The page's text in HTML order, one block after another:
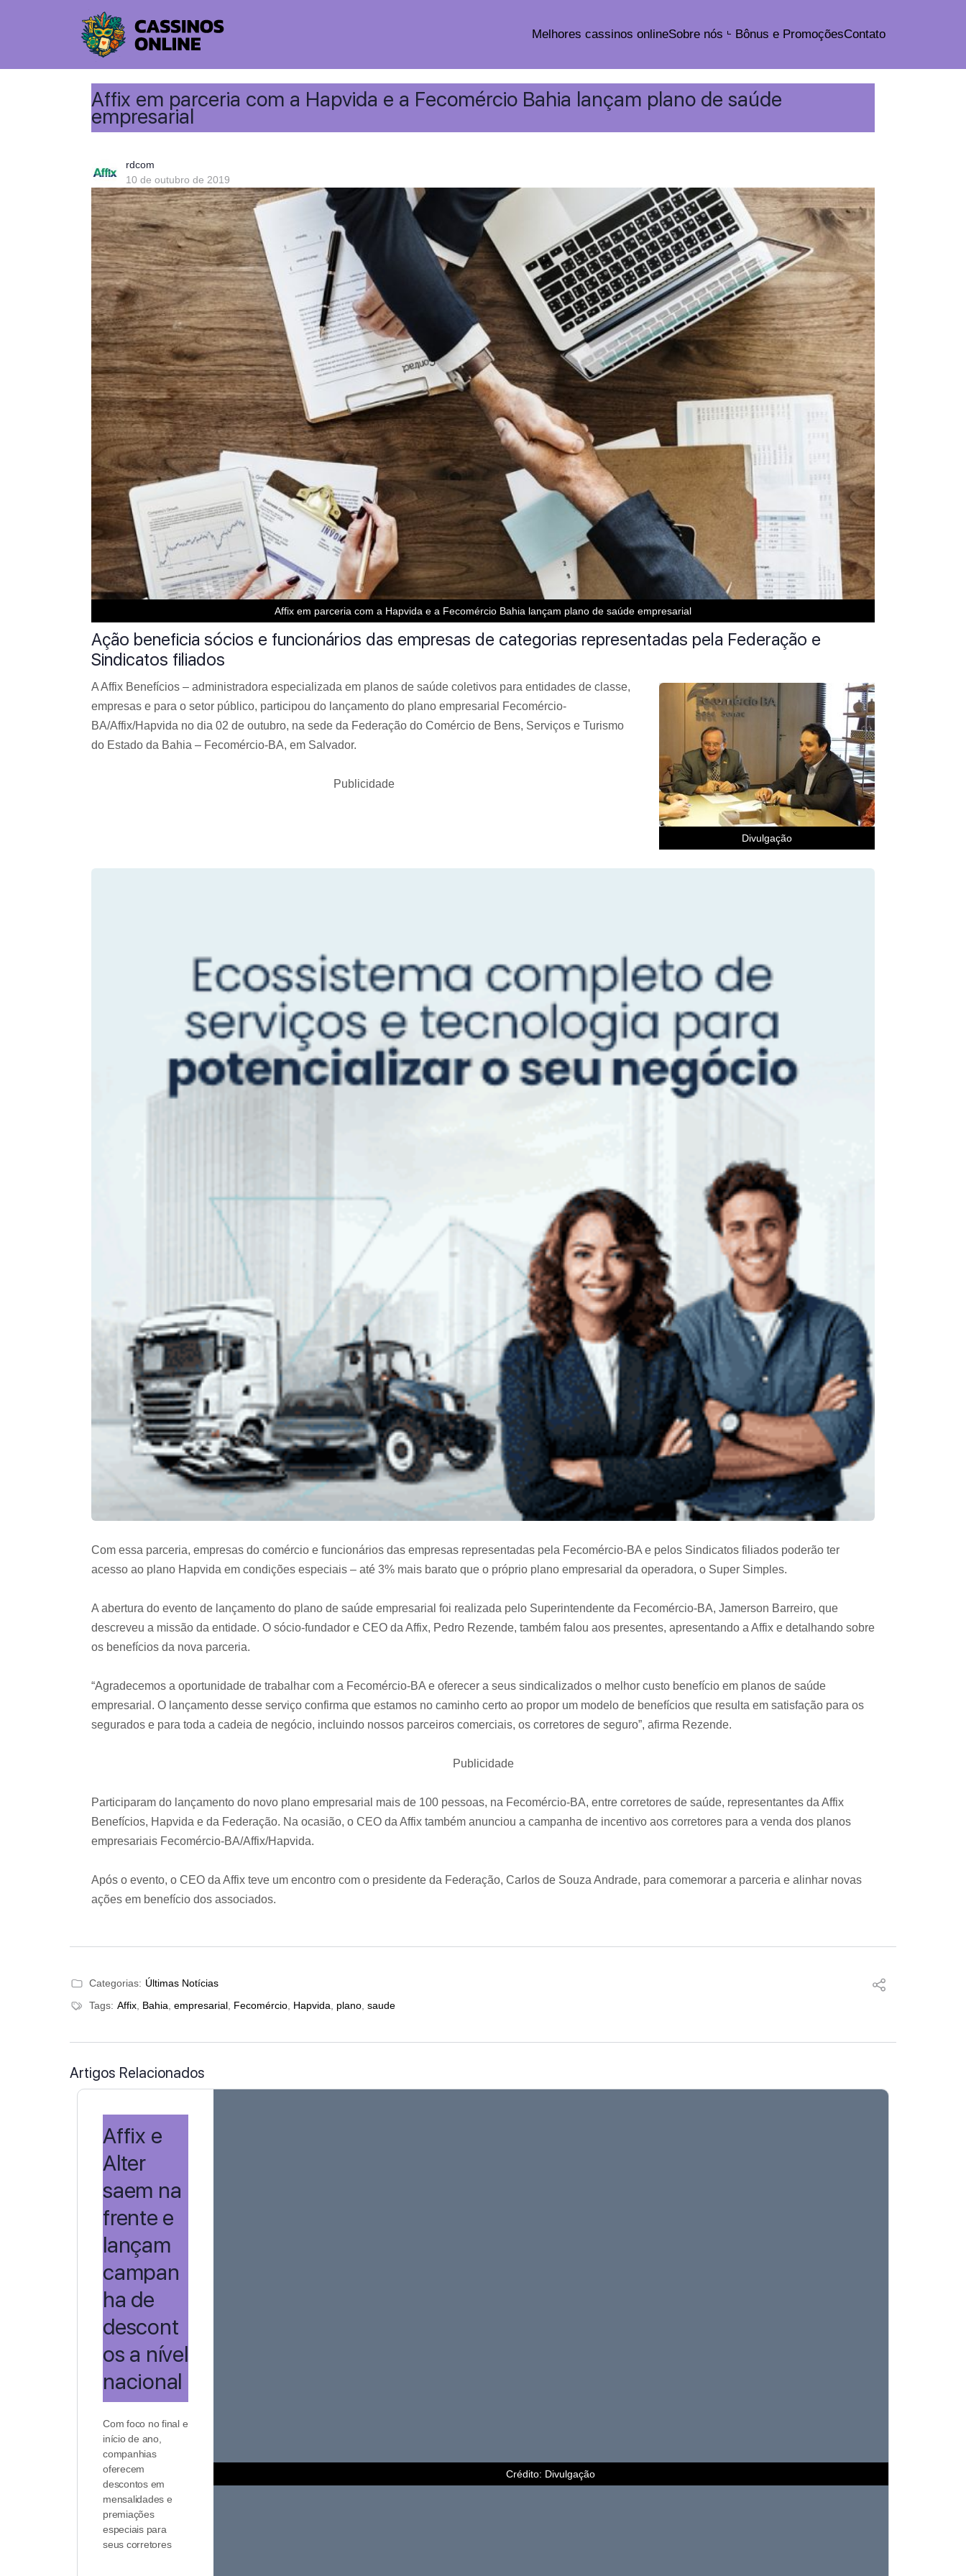
Melhores cassinos onlineSobre nós Bônus e PromoçõesContato
Affix em parceria com a Hapvida e a Fecomércio Bahia lançam plano de saúde
empresarial
rdcom
10 de outubro de 2019
Affix em parceria com a Hapvida e a Fecomércio Bahia lançam plano de saúde empresarial
Ação beneficia sócios e funcionários das empresas de categorias representadas pela Federação e
Sindicatos filiados
Divulgação
A Affix Benefícios – administradora especializada em planos de saúde coletivos para entidades de classe,
empresas e para o setor público, participou do lançamento do plano empresarial Fecomércio-
BA/Affix/Hapvida no dia 02 de outubro, na sede da Federação do Comércio de Bens, Serviços e Turismo
do Estado da Bahia – Fecomércio-BA, em Salvador.
Publicidade
Com essa parceria, empresas do comércio e funcionários das empresas representadas pela Fecomércio-BA e pelos Sindicatos filiados poderão ter
acesso ao plano Hapvida em condições especiais – até 3% mais barato que o próprio plano empresarial da operadora, o Super Simples.
A abertura do evento de lançamento do plano de saúde empresarial foi realizada pelo Superintendente da Fecomércio-BA, Jamerson Barreiro, que
descreveu a missão da entidade. O sócio-fundador e CEO da Affix, Pedro Rezende, também falou aos presentes, apresentando a Affix e detalhando sobre
os benefícios da nova parceria.
“Agradecemos a oportunidade de trabalhar com a Fecomércio-BA e oferecer a seus sindicalizados o melhor custo benefício em planos de saúde
empresarial. O lançamento desse serviço confirma que estamos no caminho certo ao propor um modelo de benefícios que resulta em satisfação para os
segurados e para toda a cadeia de negócio, incluindo nossos parceiros comerciais, os corretores de seguro”, afirma Rezende.
Publicidade
Participaram do lançamento do novo plano empresarial mais de 100 pessoas, na Fecomércio-BA, entre corretores de saúde, representantes da Affix
Benefícios, Hapvida e da Federação. Na ocasião, o CEO da Affix também anunciou a campanha de incentivo aos corretores para a venda dos planos
empresariais Fecomércio-BA/Affix/Hapvida.
Após o evento, o CEO da Affix teve um encontro com o presidente da Federação, Carlos de Souza Andrade, para comemorar a parceria e alinhar novas
ações em benefício dos associados.
Categorias: Últimas Notícias
Tags: Affix Bahia empresarial Fecomércio Hapvida plano saude
Artigos Relacionados
Crédito: Divulgação
Affix e
Alter
saem na
frente e
lançam
campan
ha de
descont
os a nível
nacional
Com foco no final e
início de ano,
companhias
oferecem
descontos em
mensalidades e
premiações
especiais para
seus corretores